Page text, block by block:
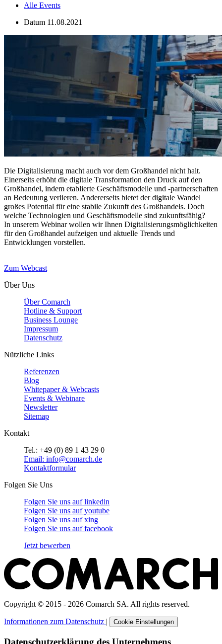
Alle Events
Datum 11.08.2021
Die Digitalisierung macht auch vor dem Großhandel nicht halt.
Einerseits erhöht die digitale Transformation den Druck auf den
Großhandel, indem etablierte Geschäftsmodelle und -partnerschaften
an Bedeutung verlieren. Andererseits bietet der digitale Wandel
großes Potential für eine stabile Zukunft des Großhandels. Doch
welche Technologien und Geschäftsmodelle sind zukunftsfähig?
In unserem Webinar wollen wir Ihnen Digitalisierungsmöglichkeiten
für den Großhandel aufzeigen und aktuelle Trends und
Entwicklungen vorstellen.
Zum Webcast
Über Uns
Über Comarch
Hotline & Support
Business Lounge
Impressum
Datenschutz
Nützliche Links
Referenzen
Blog
Whitepaper & Webcasts
Events & Webinare
Newsletter
Sitemap
Kontakt
Tel.: +49 (0) 89 1 43 29 0
Email: info@comarch.de
Kontaktformular
Folgen Sie Uns
Folgen Sie uns auflinkedin
Folgen Sie uns aufyoutube
Folgen Sie uns aufxing
Folgen Sie uns auffacebook
Jetzt bewerben
Copyright © 2015 - 2026 Comarch SA. All rights reserved.
Informationen zum Datenschutz | Cookie Einstellungen
Datenschutzerklärung des Unternehmens